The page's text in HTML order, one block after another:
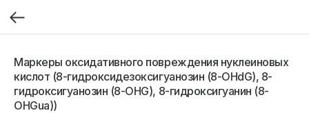
Маркеры оксидативного повреждения нуклеиновых
кислот (8-гидроксидезоксигуанозин (8-OHdG), 8-
гидроксигуанозин (8-OHG), 8-гидроксигуанин (8-
OHGua))